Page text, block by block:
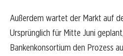
Außerdem wartet der Markt auf
Ursprünglich für Mitte Juni
Bankenkonsortium den Prozess